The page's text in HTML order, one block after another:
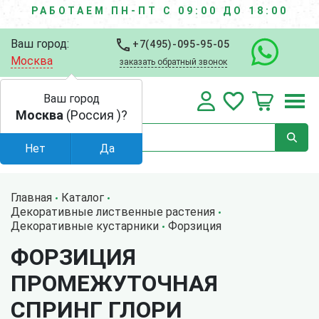
РАБОТАЕМ ПН-ПТ С 09:00 ДО 18:00
Ваш город:
Москва
+7(495)-095-95-05
заказать обратный звонок
Главная
Каталог
Декоративные лиственные растения
Декоративные кустарники
Форзиция
ФОРЗИЦИЯ
ПРОМЕЖУТОЧНАЯ
СПРИНГ ГЛОРИ
Ваш город
Москва (Россия )?
Нет Да